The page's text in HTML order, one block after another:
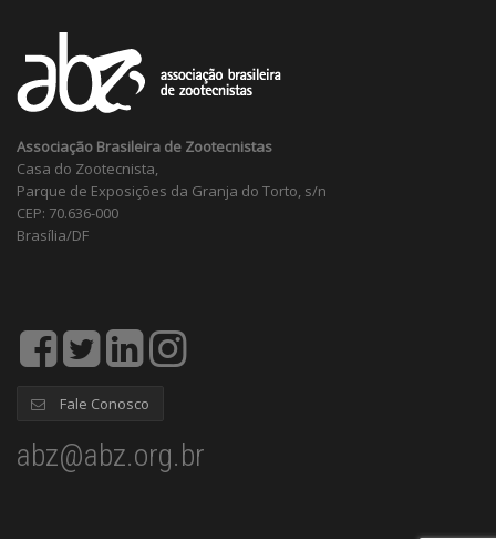
Associação Brasileira de Zootecnistas
Casa do Zootecnista,
Parque de Exposições da Granja do Torto, s/n
CEP: 70.636-000
Brasília/DF
Fale Conosco
abz@abz.org.br